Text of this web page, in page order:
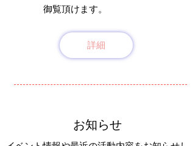
​御覧頂けます。
詳細
お知らせ